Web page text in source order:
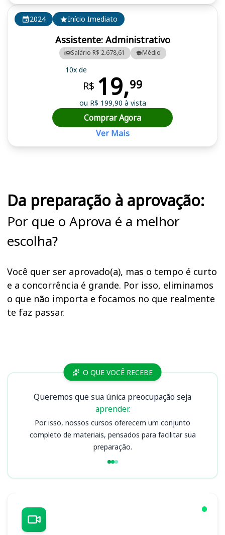
2024 Início Imediato
Assistente: Administrativo
Salário R$ 2.678,61 Médio
10x de
R$ 19,99
ou R$ 199,90 à vista
Comprar Agora
Ver Mais
Da preparação à aprovação:
Por que o Aprova é a melhor
escolha?
Você quer ser aprovado(a), mas o tempo é curto
e a concorrência é grande. Por isso, eliminamos
o que não importa e focamos no que realmente
te faz passar.
Cursos O QUE VOCÊ RECEBE
Queremos que sua única preocupação seja
aprender.
Por isso, nossos cursos oferecem um conjunto
completo de materiais, pensados para facilitar sua
preparação.